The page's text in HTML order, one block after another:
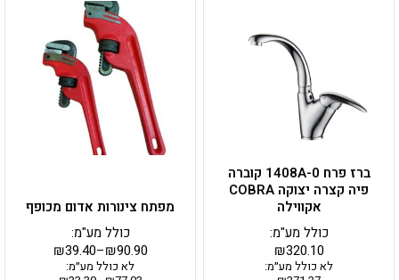
ברז פרח 1408A-0 קוברה
פיה קצרה יצוקה COBRA
אקווילה
₪320.10
כולל מע"מ:
לא כולל מע״מ:
מפתח צינורות אדום מכופף
₪39.40–₪90.90
כולל מע"מ:
לא כולל מע״מ:
זה
יש
מספר
סוגים.
ניתן
לבחור
את
האפשרויות
בעמוד